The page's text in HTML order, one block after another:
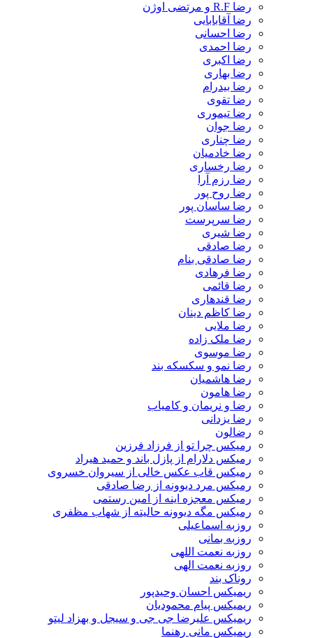
رضا آقابابایی
رضا احسانی
رضا احمدی
رضا اکبری
رضا بهاری
رضا بیدرام
رضا تقوی
رضا تیموری
رضا جوان
رضا چناری
رضا خادمیان
رضا رخساری
رضا رزم آرا
رضا روح پور
رضا ساسان پور
رضا سرپرست
رضا شیری
رضا صادقی
رضا صادقی بنام
رضا فرهادی
رضا قائمی
رضا قندهاری
رضا کاظم دینان
رضا ملایی
رضا ملک زاده
رضا موسوی
رضا نمو و سکسکه بند
رضا هاشمیان
رضا هامون
رضا و نریمان و کامیاب
رضا یزدانی
رضالون
رمیکس چرا تو از فرزاد فرزین
رمیکس دلارام از پازل باند و حمید هیراد
رمیکس قاب عکس خالی از سیروان خسروی
رمیکس مرد دیوونه از رضا صادقی
رمیکس معجزه اینه از امین رستمی
رمیکس مگه دیوونه حالیته از شهاب مظفری
روزبه اسماعیلی
روزبه بمانی
روزبه نعمت اللهی
روزبه نعمت الهی
روناک بند
ریمیکس احسان وحیدپور
ریمیکس پیام محمودیان
ریمیکس علیرضا جی جی و سیجل و بهزاد لیتو
ریمیکس مانی رهنما